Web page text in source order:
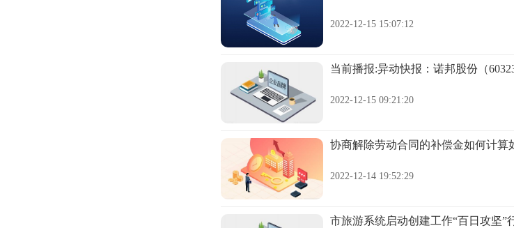
2022-12-15 15:07:12
当前播报:异动快报：诺邦股份（
2022-12-15 09:21:20
协商解除劳动合同的补偿金如何计算
2022-12-14 19:52:29
市旅游系统启动创建工作“百日攻坚”